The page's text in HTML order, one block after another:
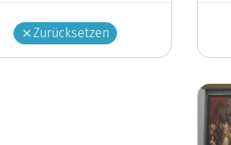
Zurücksetzen